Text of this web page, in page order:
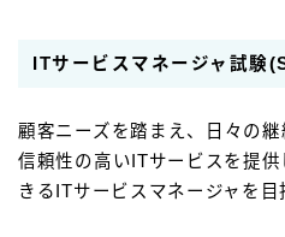
ITサービスマネージャ試験
顧客ニーズを踏まえ、日々の
信頼性の高いITサービスを提
きるITサービスマネージャを目